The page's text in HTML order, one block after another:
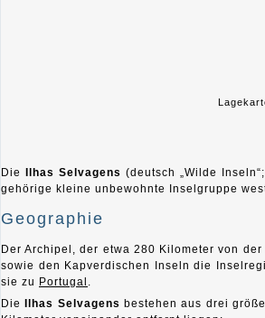
Die Ilhas Selvagens (deutsch „Wilde
gehörige kleine unbewohnte Inselgruppe
Geographie
Der Archipel, der etwa 280 Kilometer von der
sowie den Kapverdischen Inseln die
sie zu Portugal .
Die
Ilhas Selvagens bestehen aus drei